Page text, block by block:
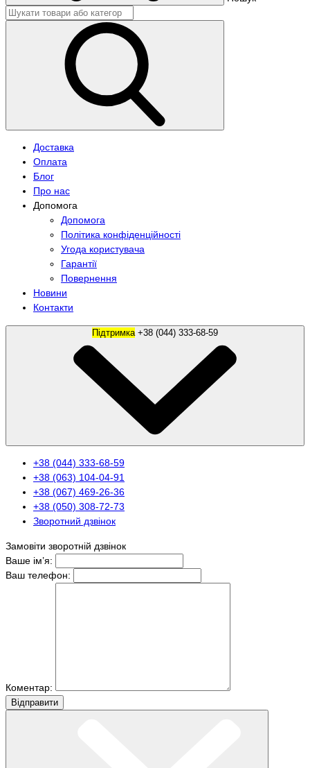
Доставка
Оплата
Блог
Про нас
Допомога
Допомога
Політика конфіденційності
Угода користувача
Гарантії
Повернення
Новини
Контакти
Підтримка
+38 (044) 333-68-59
+38 (063) 104-04-91
+38 (067) 469-26-36
+38 (050) 308-72-73
Зворотний дзвінок
Замовіти зворотній дзвінок
Ваше ім’я:
Ваш телефон:
Коментар:
Вiдправити